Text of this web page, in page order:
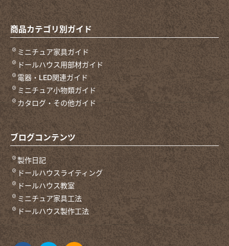
商品カテゴリ別ガイド
ミニチュア家具ガイド
ドールハウス用部材ガイド
電器・LED関連ガイド
ミニチュア小物類ガイド
カタログ・その他ガイド
ブログコンテンツ
製作日記
ドールハウスライティング
ドールハウス教室
ミニチュア家具工法
ドールハウス製作工法